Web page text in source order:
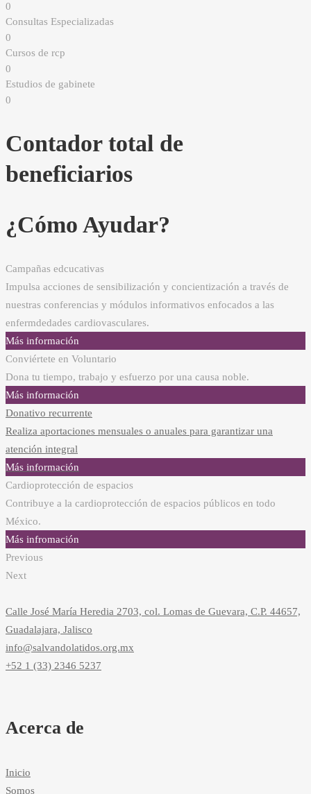
0
Consultas Especializadas
0
Cursos de rcp
0
Estudios de gabinete
0
Contador total de
beneficiarios
¿Cómo Ayudar?
Campañas edcucativas
Impulsa acciones de sensibilización y concientización a través de
nuestras conferencias y módulos informativos enfocados a las
enfermdedades cardiovasculares.
Más información
Conviértete en Voluntario
Dona tu tiempo, trabajo y esfuerzo por una causa noble.
Más información
Donativo recurrente
Realiza aportaciones mensuales o anuales para garantizar una
atención integral
Más información
Cardioprotección de espacios
Contribuye a la cardioprotección de espacios públicos en todo
México.
Más infromación
Previous
Next
Calle José María Heredia 2703, col. Lomas de Guevara, C.P. 44657,
Guadalajara, Jalisco
info@salvandolatidos.org.mx
+52 1 (33) 2346 5237
Acerca de
Inicio
Somos